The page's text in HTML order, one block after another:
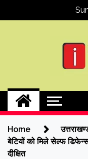
Home
बेटियों को मिले सेल्फ डिफेन्स
दीक्षित